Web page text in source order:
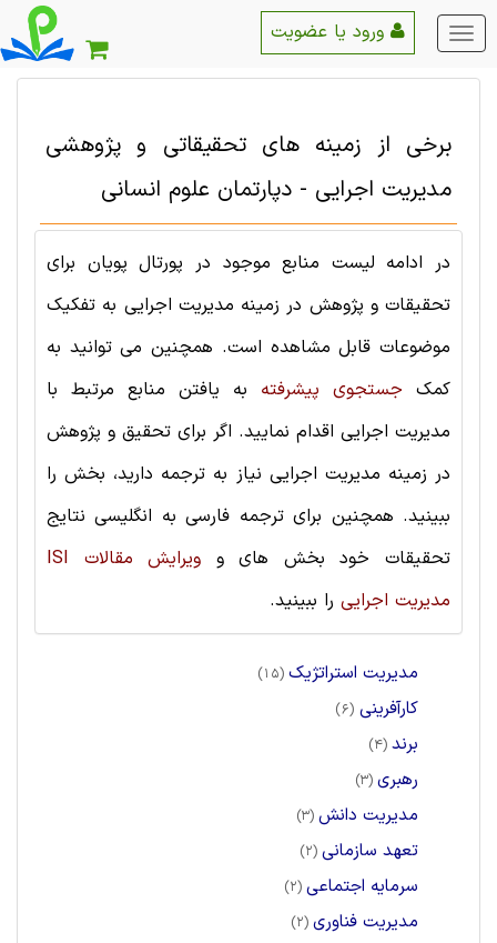
منو
اصلی
برخی از زمینه های تحقیقاتی و پژوهشی
مدیریت اجرایی - دپارتمان علوم انسانی
در ادامه لیست منابع موجود در پورتال پویان برای
تحقیقات و پژوهش در زمینه مدیریت اجرایی به تفکیک
موضوعات قابل مشاهده است. همچنین می توانید به
کمک جستجوی پیشرفته به یافتن منابع مرتبط با
مدیریت اجرایی اقدام نمایید. اگر برای تحقیق و پژوهش
در زمینه مدیریت اجرایی نیاز به ترجمه دارید، بخش را
ببینید. همچنین برای ترجمه فارسی به انگلیسی نتایج
تحقیقات خود بخش های و
ویرایش مقالات ISI
مدیریت اجرایی را ببینید.
مدیریت استراتژیک (15)
کارآفرینی (6)
برند (4)
رهبری (3)
مدیریت دانش (3)
تعهد سازمانی (2)
سرمایه اجتماعی (2)
مدیریت فناوری (2)